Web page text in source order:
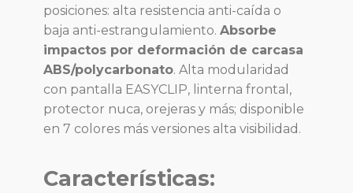
posiciones: alta resistencia anti-caída o
baja anti-estrangulamiento. Absorbe
impactos por deformación de carcasa
ABS/polycarbonato. Alta modularidad
con pantalla EASYCLIP, linterna frontal,
protector nuca, orejeras y más; disponible
en 7 colores más versiones alta visibilidad.
Características: